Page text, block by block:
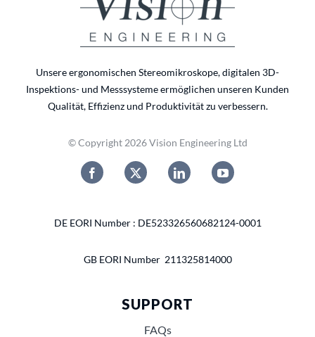
Unsere ergonomischen Stereomikroskope, digitalen 3D-
Inspektions- und Messsysteme ermöglichen unseren Kunden
Qualität, Effizienz und Produktivität zu verbessern.
© Copyright 2026 Vision Engineering Ltd
DE EORI Number : DE523326560682124-0001
GB EORI Number 211325814000
SUPPORT
FAQs